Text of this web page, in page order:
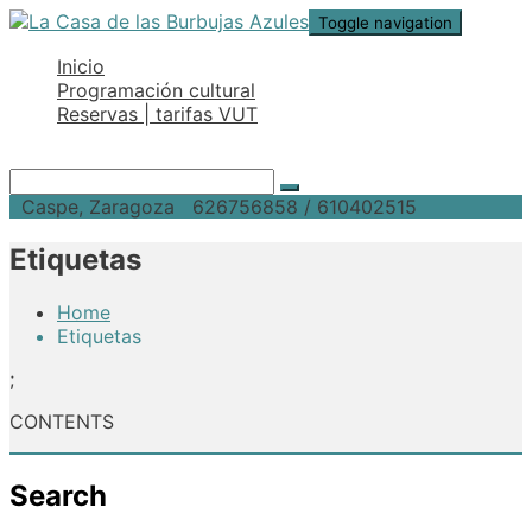
Toggle navigation
Inicio
Programación cultural
Reservas | tarifas VUT
Caspe, Zaragoza 626756858 / 610402515
Etiquetas
Home
Etiquetas
;
CONTENTS
Search